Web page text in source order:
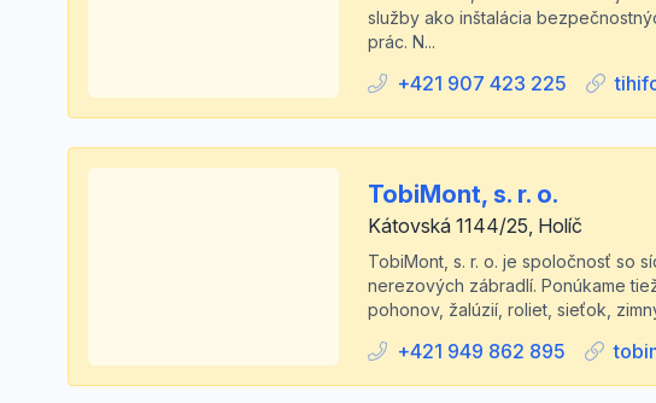
služby ako inštalácia
prác. N...
+421 907 423 225
TobiMont, s. r. o.
Kátovská 1144/25, Holíč
TobiMont, s. r. o. je spoločnosť so
nerezových zábradlí. Ponúkame
pohonov, žalúzií, roliet, sieťok,
+421 949 862 895